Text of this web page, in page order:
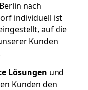
nach
individuell ist
auf die
Kunden
Lösungen und
Kunden den